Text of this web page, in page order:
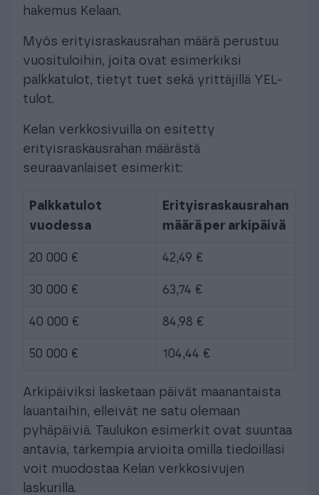
hakemus Kelaan.
Myös erityisraskausrahan määrä perustuu
vuosituloihin, joita ovat esimerkiksi
palkkatulot, tietyt tuet sekä yrittäjillä YEL-
tulot.
Kelan verkkosivuilla on esitetty
erityisraskausrahan määrästä
seuraavanlaiset esimerkit:
Palkkatulot
vuodessa
Erityisraskausrahan
määrä per arkipäivä
20 000 € 42,49 €
30 000 € 63,74 €
40 000 € 84,98 €
50 000 € 104,44 €
Arkipäiviksi lasketaan päivät maanantaista
lauantaihin, elleivät ne satu olemaan
pyhäpäiviä. Taulukon esimerkit ovat suuntaa
antavia, tarkempia arvioita omilla tiedoillasi
voit muodostaa Kelan verkkosivujen
laskurilla.